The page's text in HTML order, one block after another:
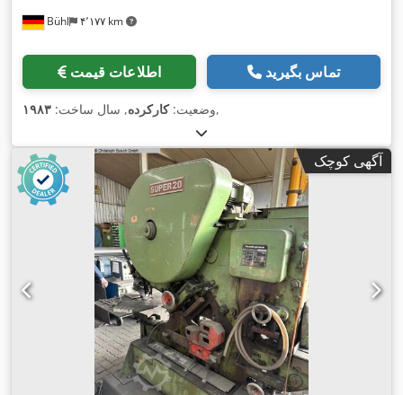
Bühl ۴٬۱۷۷ km
اطلاعات قیمت تماس بگیرید
وضعیت:کارکرده, سال ساخت: ۱۹۸۳ ,
آگهی کوچک